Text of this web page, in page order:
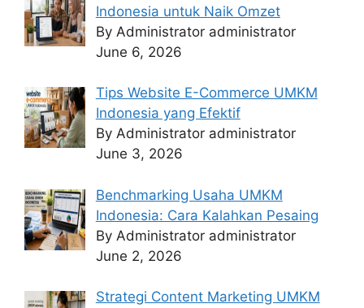
Indonesia untuk Naik Omzet
By Administrator administrator
June 6, 2026
Tips Website E-Commerce UMKM
Indonesia yang Efektif
By Administrator administrator
June 3, 2026
Benchmarking Usaha UMKM
Indonesia: Cara Kalahkan Pesaing
By Administrator administrator
June 2, 2026
Strategi Content Marketing UMKM